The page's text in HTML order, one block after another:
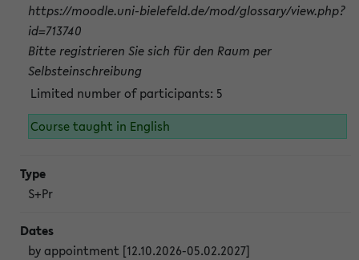
https://moodle.uni-bielefeld.de/mod/glossary/view.php?
id=713740
Bitte registrieren Sie sich für den Raum per
Selbsteinschreibung
Limited number of participants: 5
Course taught in English
S+Pr
by appointment [12.10.2026-05.02.2027]